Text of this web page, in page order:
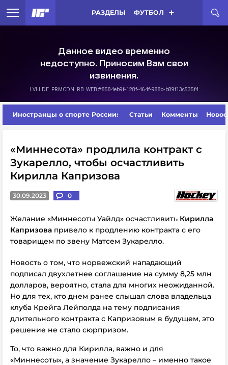
РАЗДЕЛЫ ФУТБОЛ
Иностранцы о спорте России: Статьи Комменты
«Миннесота» продлила контракт с
Зукарелло, чтобы осчастливить
Кирилла Капризова
30.09.2023 0
Желание «Миннесоты Уайлд» осчастливить Кирилла
Капризова привело к продлению контракта с его
товарищем по звену Матсем Зукарелло.
Новость о том, что норвежский нападающий
подписал двухлетнее соглашение на сумму 8,25 млн
долларов, вероятно, стала для многих неожиданной.
Но для тех, кто днем ​​ранее слышал слова владельца
клуба Крейга Лейполда на тему подписания
длительного контракта с Капризовым в будущем, это
решение не стало сюрпризом.
То, что важно для Кирилла, важно и для
«Миннесоты», а значение Зукарелло – именно такое